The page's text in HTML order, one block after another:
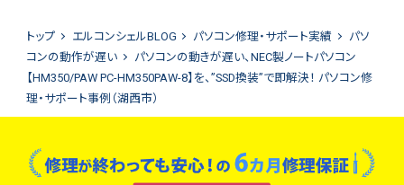
トップ エルコンシェルBLOG パソコン修理・サポート実績
パソ
コンの動作が遅い
パソコンの動きが遅い、NEC製ノートパソコン
【HM350/PAW PC-HM350PAW-8】を、”SSD換装”で即解決！ パソコン修
理・サポート事例（湖西市）